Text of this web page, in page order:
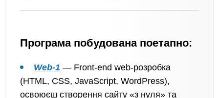
Програма побудована поетапно:
Web-1 — Front-end web-розробка
(HTML, CSS, JavaScript, WordPress),
освоюєш створення сайту «з нуля» та